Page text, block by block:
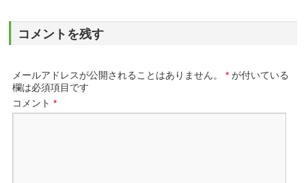
コメントを残す
メールアドレスが公開されることはありません。 * が付いている
欄は必須項目です
コメント*